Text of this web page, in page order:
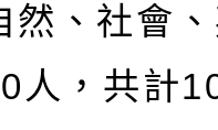
然、社會
人，共計